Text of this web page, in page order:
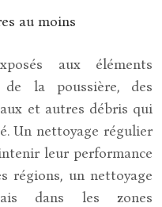
au moins
aux éléments
de la poussière, des
et autres débris qui
Un nettoyage régulier
leur performance
régions, un nettoyage
dans les zones